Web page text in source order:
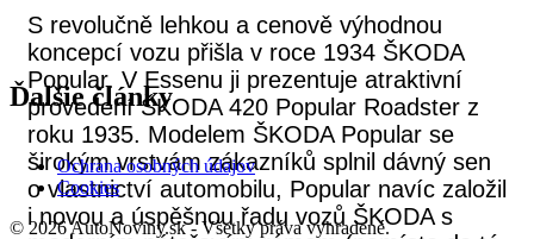
S revolučně lehkou a cenově výhodnou
koncepcí vozu přišla v roce 1934 ŠKODA
Popular. V Essenu ji prezentuje atraktivní
provedení ŠKODA 420 Popular Roadster z
roku 1935. Modelem ŠKODA Popular se
širokým vrstvám zákazníků splnil dávný sen
o vlastnictví automobilu, Popular navíc založil
i novou a úspěšnou řadu vozů ŠKODA s
Ďalšie články
Ochrana osobných údajov
Cookies
© 2026 AutoNoviny.sk - Všetky práva vyhradené.